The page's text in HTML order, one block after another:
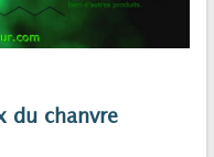
du chanvre